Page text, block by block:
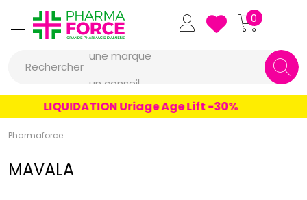
Pharmaforce Grande Pharmacie
0
Rechercher
une marque
un conseil
un produit
une marque
LIQUIDATION Uriage Age Lift -30%
Pharmaforce
MAVALA